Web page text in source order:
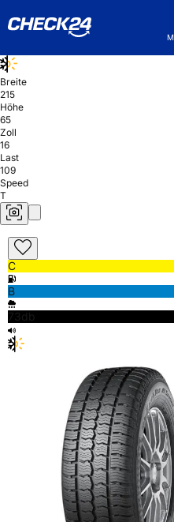
Breite
215
Höhe
65
Zoll
16
Last
109
Speed
T
C
B
73db